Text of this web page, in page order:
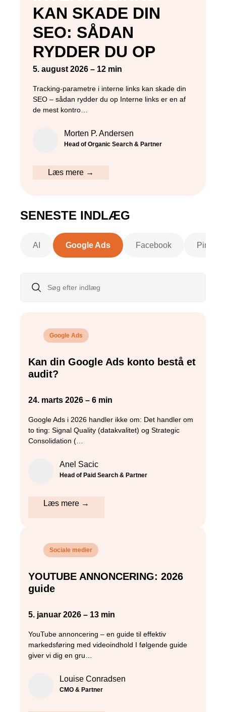
Kampagnemails
Leadgenerering
E-mail automation
TRACKING
Server-Side Tracking
KAN SKADE DIN
SEO: SÅDAN
RYDDER DU OP
5. august 2026 – 12 min
Tracking-parametre i interne links kan skade din
SEO – sådan rydder du op Interne links er en af
de mest kontro…
Morten P. Andersen
Head of Organic Search & Partner
Læs mere →
SENESTE INDLÆG
AI Google Ads Facebook
Google Ads
Kan din Google Ads konto bestå et
audit?
24. marts 2026 – 6 min
Google Ads i 2026 handler ikke om: Det handler om
to ting: Signal Quality (datakvalitet) og Strategic
Consolidation (…
Anel Sacic
Head of Paid Search & Partner
Læs mere →
Sociale medier
YOUTUBE ANNONCERING: 2026
guide
5. januar 2026 – 13 min
YouTube annoncering – en guide til effektiv
markedsføring med videoindhold I følgende guide
giver vi dig en gru…
Louise Conradsen
CMO & Partner